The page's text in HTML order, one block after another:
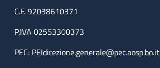
C.F. 92038610371
P.IVA 02553300373
PEC: PEIdirezione.generale@pec.aosp.bo.it